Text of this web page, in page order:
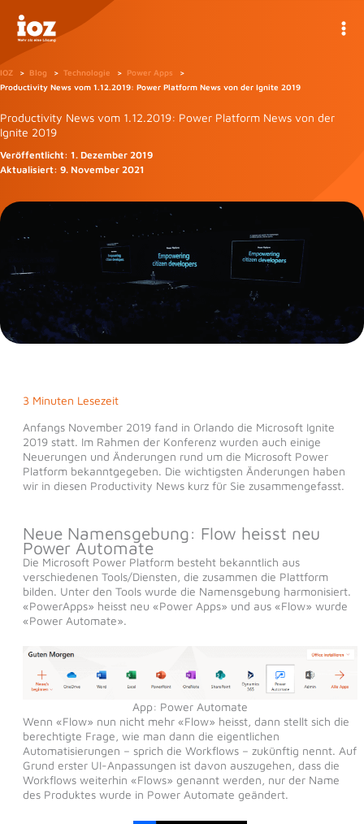
Inhalt
springen
IOZ Blog Technologie
Power Apps
Productivity News vom 1.12.2019: Power Platform News von der Ignite 2019
Productivity News vom 1.12.2019: Power Platform News von der
Ignite 2019
Veröffentlicht: 1. Dezember 2019
Aktualisiert: 9. November 2021
3 Minuten Lesezeit
Anfangs November 2019 fand in Orlando die Microsoft Ignite
2019 statt. Im Rahmen der Konferenz wurden auch einige
Neuerungen und Änderungen rund um die Microsoft Power
Platform bekanntgegeben. Die wichtigsten Änderungen haben
wir in diesen Productivity News kurz für Sie zusammengefasst.
Neue Namensgebung: Flow heisst neu
Power Automate
Die Microsoft Power Platform besteht bekanntlich aus
verschiedenen Tools/Diensten, die zusammen die Plattform
bilden. Unter den Tools wurde die Namensgebung harmonisiert.
«PowerApps» heisst neu «Power Apps» und aus «Flow» wurde
«Power Automate».
App: Power Automate
Wenn «Flow» nun nicht mehr «Flow» heisst, dann stellt sich die
berechtigte Frage, wie man dann die eigentlichen
Automatisierungen – sprich die Workflows – zukünftig nennt. Auf
Grund erster UI-Anpassungen ist davon auszugehen, dass die
Workflows weiterhin «Flows» genannt werden, nur der Name
des Produktes wurde in Power Automate geändert.